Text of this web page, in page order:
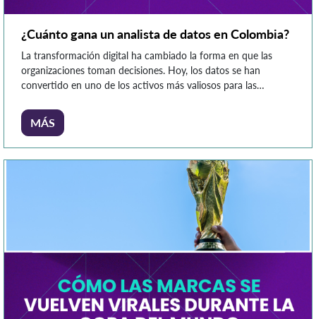
¿Cuánto gana un analista de datos en Colombia?
La transformación digital ha cambiado la forma en que las
organizaciones toman decisiones. Hoy, los datos se han
convertido en uno de los activos más valiosos para las
analizarlos, interpretarlos y convertirlos en información
estratégica. En este contexto, el perfil de analista de datos se
MÁS